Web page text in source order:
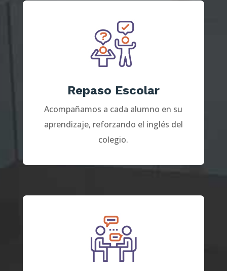
Repaso Escolar
Acompañamos a cada alumno en su
aprendizaje, reforzando el inglés del
colegio.